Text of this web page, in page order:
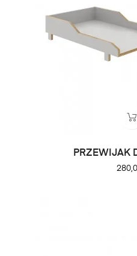
PRZEWIJAK
Cena